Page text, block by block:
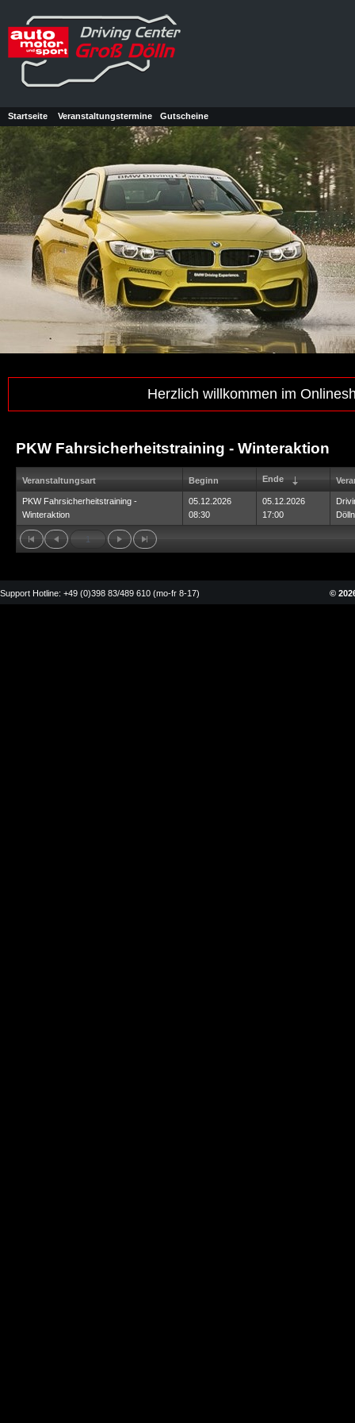
Startseite Veranstaltungstermine Gutscheine
Herzlich willkommen im
PKW Fahrsicherheitstraining - Winteraktion
Veranstaltungsart Beginn Ende
PKW Fahrsicherheitstraining -
Winteraktion
05.12.2026
08:30
05.12.2026
17:00
Dölln
1
Support Hotline: +49 (0)398 83/489 610 (mo-fr 8-17) ©